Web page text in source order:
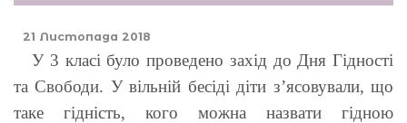
21 Листопада 2018
У 3 класі було проведено захід до Дня Гідності
та Свободи. У вільній бесіді діти з’ясовували, що
таке гідність, кого можна назвати гідною